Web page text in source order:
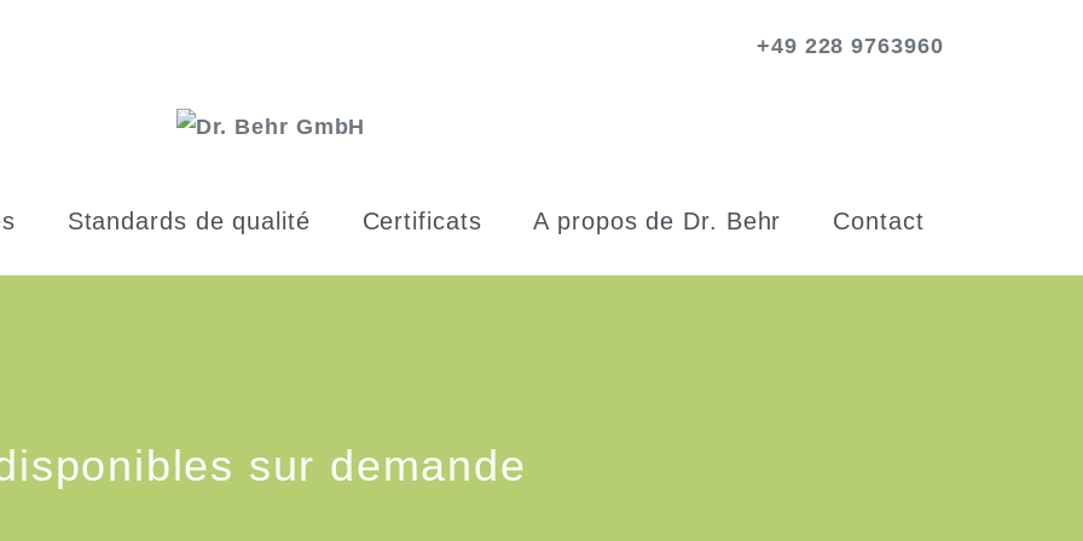
+49 228 9763960
Standards de qualité Certificats A propos de Dr. Behr Contact
sur demande